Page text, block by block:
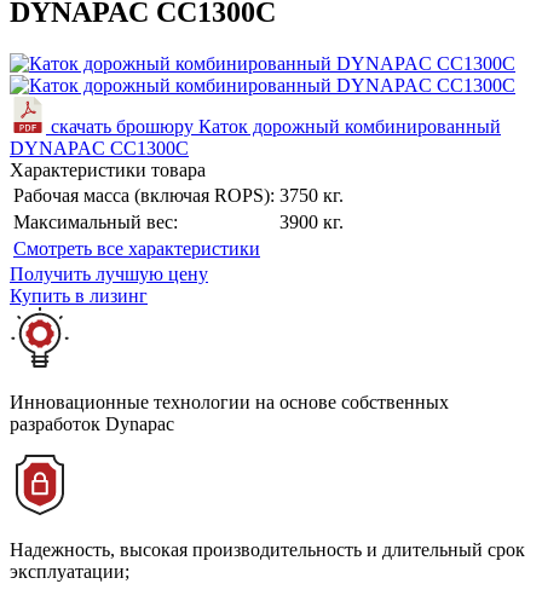
DYNAPAC CC1300C
скачать брошюру Каток дорожный комбинированный
DYNAPAC CC1300C
Характеристики товара
Рабочая масса (включая ROPS): 3750 кг.
Максимальный вес:
3900 кг.
Cмотреть все характеристики
Получить лучшую цену
Купить в лизинг
Инновационные технологии на основе собственных
разработок Dynapac
Надежность, высокая производительность и длительный срок
эксплуатации;